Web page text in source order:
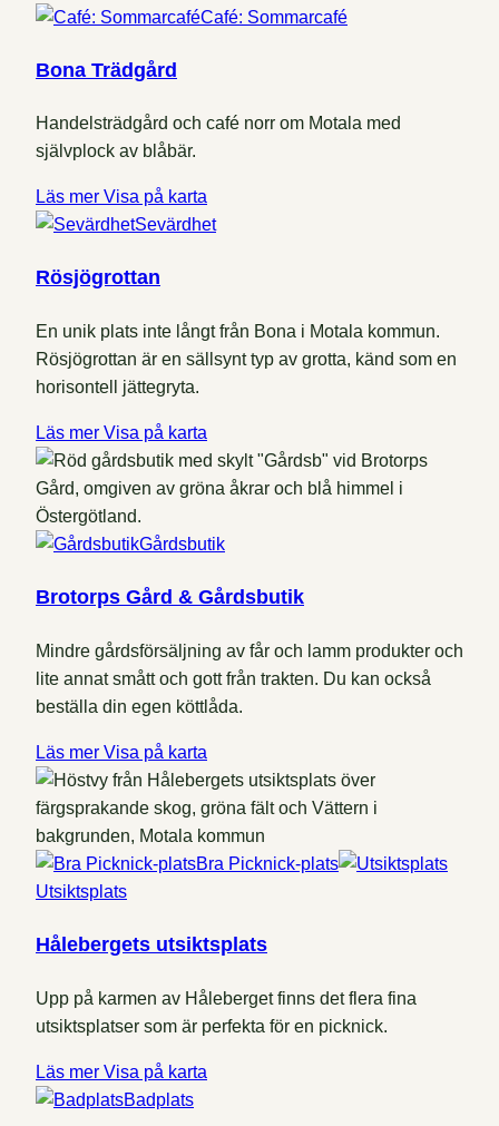
Café: Sommarcafé
Bona Trädgård
Handelsträdgård och café norr om Motala med
självplock av blåbär.
Läs mer Visa på karta
Sevärdhet
Rösjögrottan
En unik plats inte långt från Bona i Motala kommun.
Rösjögrottan är en sällsynt typ av grotta, känd som en
horisontell jättegryta.
Läs mer Visa på karta
Gårdsbutik
Brotorps Gård & Gårdsbutik
Mindre gårdsförsäljning av får och lamm produkter och
lite annat smått och gott från trakten. Du kan också
beställa din egen köttlåda.
Läs mer Visa på karta
Bra Picknick-plats
Utsiktsplats
Hålebergets utsiktsplats
Upp på karmen av Håleberget finns det flera fina
utsiktsplatser som är perfekta för en picknick.
Läs mer Visa på karta
Badplats